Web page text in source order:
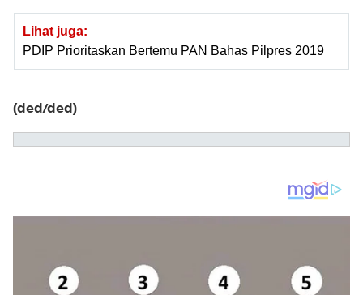
Lihat juga:
PDIP Prioritaskan Bertemu PAN Bahas Pilpres 2019
(ded/ded)